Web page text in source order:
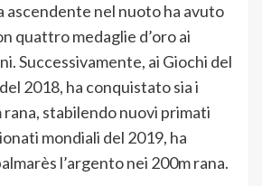
ascendente nel nuoto ha avuto
quattro medaglie d’oro ai
Successivamente, ai Giochi del
2018, ha conquistato sia i
rana, stabilendo nuovi primati
mondiali del 2019, ha
l’argento nei 200m rana.